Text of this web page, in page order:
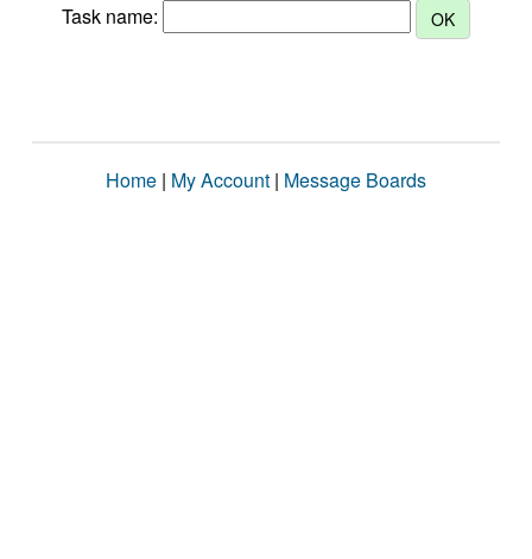
Task name:
Home | My Account | Message Boards